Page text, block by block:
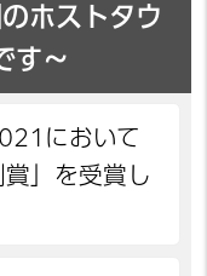
ホストタウ
す～
において
賞」を受賞し